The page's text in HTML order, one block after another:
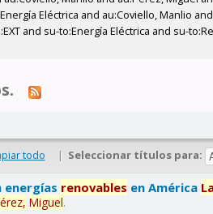
Eléctrica and au:Coviello, Manlio
and su-to:Energía Eléctrica and su-
todo | Seleccionar títulos para:
energías renovables en América
Miguel.